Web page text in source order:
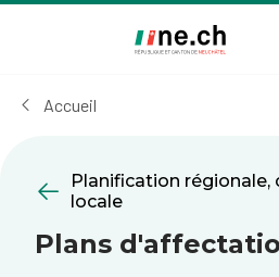
cookies
Accueil
Planification
locale
Plans